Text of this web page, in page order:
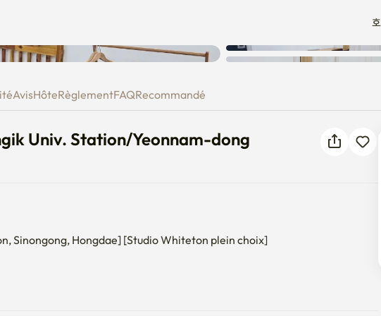
Univ. Station/Yeonnam-dong
AvisHôteRèglementFAQRecommandé
Univ. Station/Yeonnam-dong
Sinongong, Hongdae] [Studio Whiteton plein choix]
Language Institute de l'Université Yonsei, les soins ambulatoires